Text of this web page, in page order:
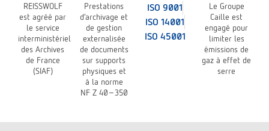
REISSWOLF
est agréé par
le service
interministériel
des Archives
de France
(SIAF)
Prestations
d’archivage et
de gestion
externalisée
de documents
sur supports
physiques et
à la norme
NF Z 40-350
ISO 9001
ISO 14001
ISO 45001
Le Groupe
Caille est
engagé pour
limiter les
émissions de
gaz à effet de
serre